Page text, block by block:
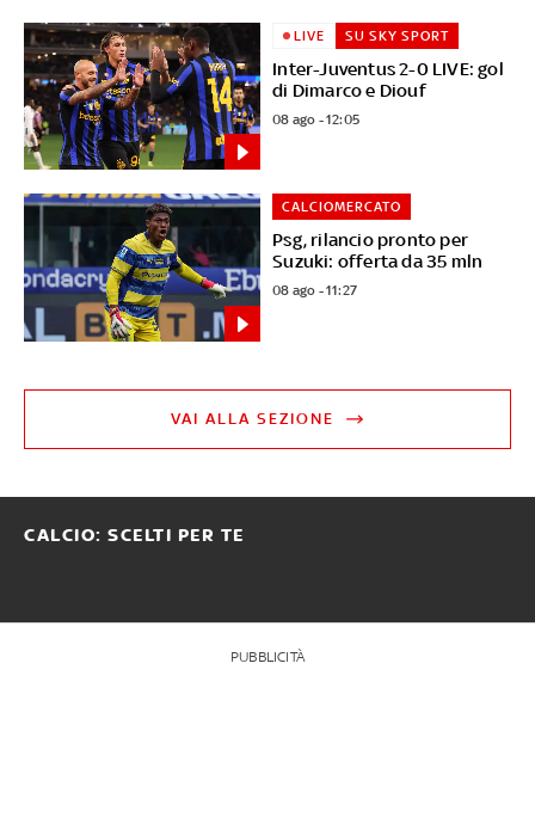
Inter-Juventus 2-0 LIVE: gol
di Dimarco e Diouf
LIVE SU SKY SPORT
08 ago - 12:05
Psg, rilancio pronto per
Suzuki: offerta da 35 mln
CALCIOMERCATO
08 ago - 11:27
VAI ALLA SEZIONE
CALCIO: SCELTI PER TE
PUBBLICITÀ